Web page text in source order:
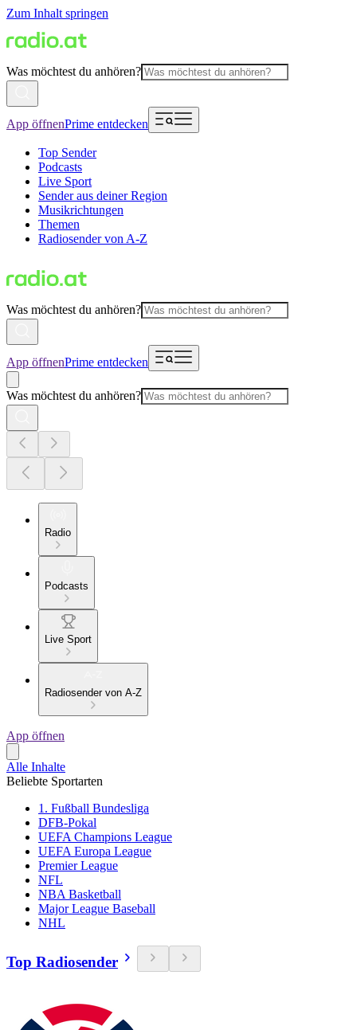
Zum Inhalt springen
Was möchtest du anhören?
App öffnenPrime entdecken
Top Sender
Podcasts
Live Sport
Sender aus deiner Region
Musikrichtungen
Themen
Radiosender von A-Z
Was möchtest du anhören?
App öffnenPrime entdecken
Was möchtest du anhören?
Radio
Podcasts
Live Sport
Radiosender von A-Z
App öffnen
Alle Inhalte
Beliebte Sportarten
1. Fußball Bundesliga
DFB-Pokal
UEFA Champions League
UEFA Europa League
Premier League
NFL
NBA Basketball
Major League Baseball
NHL
Top Radiosender